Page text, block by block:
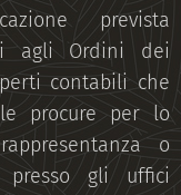
prevista
agli Ordini dei
contabili che
procure per lo
o
presso gli uffici